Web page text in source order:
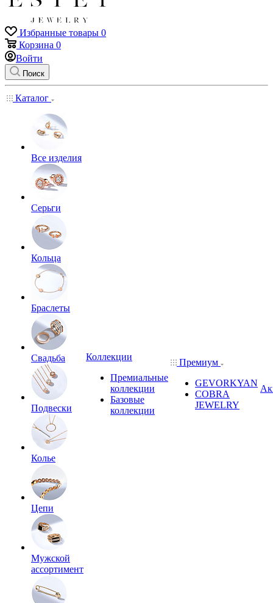
Избранные товары 0
Корзина 0
Войти
Поиск
Каталог
Все изделия
Серьги
Кольца
Браслеты
Свадьба
Подвески
Колье
Цепи
Мужской
ассортимент
Коллекции
Премиальные
коллекции
Базовые
коллекции
Премиум
GEVORKYAN
COBRA
JEWELRY